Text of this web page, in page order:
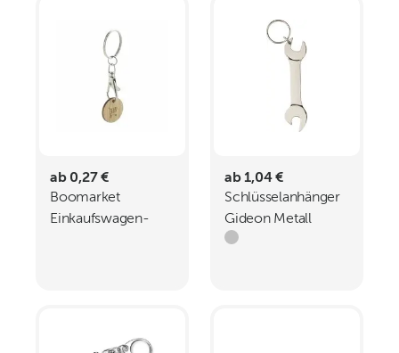
ab 0,27 €
Boomarket
Einkaufswagen-
ab 1,04 €
Schlüsselanhänger
Gideon Metall
Schraubenschlüsselform